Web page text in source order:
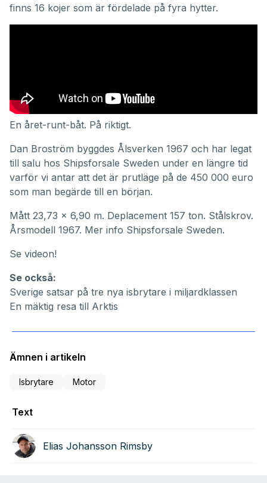
finns 16 kojer som är fördelade på fyra hytter.
En året-runt-båt. På riktigt.
Dan Broström byggdes Ålsverken 1967 och har legat
till salu hos Shipsforsale Sweden under en längre tid
varför vi antar att det är prutläge på de 450 000 euro
som man begärde till en början.
Mått 23,73 x 6,90 m. Deplacement 157 ton. Stålskrov.
Årsmodell 1967. Mer info Shipsforsale Sweden.
Se videon!
Se också:
Sverige satsar på tre nya isbrytare i miljardklassen
En mäktig resa till Arktis
Ämnen i artikeln
Isbrytare Motor
Text
Elias Johansson Rimsby